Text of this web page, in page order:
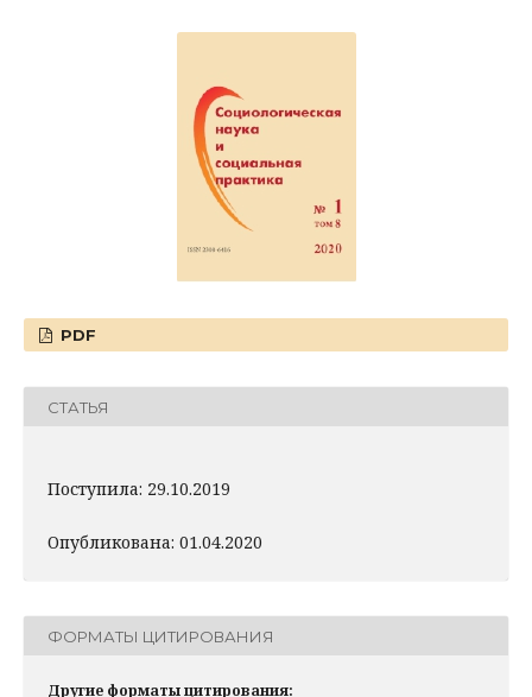
PDF
СТАТЬЯ
Поступила: 29.10.2019
Опубликована: 01.04.2020
ФОРМАТЫ ЦИТИРОВАНИЯ
Другие форматы цитирования: